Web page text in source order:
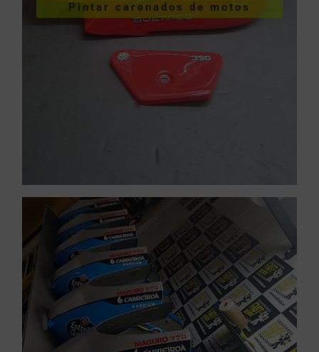
Pintar carenados de motos
Pintar carenados de
motos
VER SERVICIOS URGENTES